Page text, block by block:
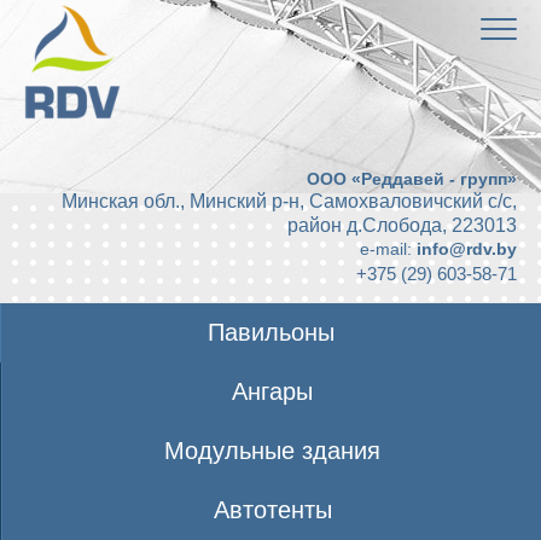
ООО «Реддавей - групп»
Минская обл., Минский р-н, Самохваловичский с/с,
район д.Слобода, 223013
e-mail: info@rdv.by
+375 (29) 603-58-71
Павильоны
Ангары
Модульные здания
Автотенты